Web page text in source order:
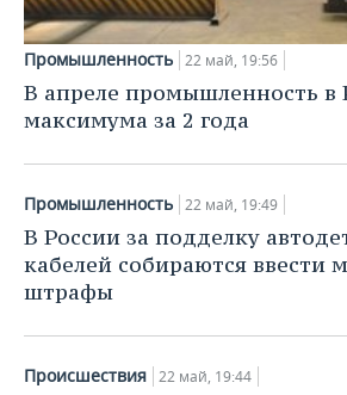
Промышленность 22 май, 19:56
В апреле промышленность в
максимума за 2 года
Промышленность 22 май, 19:49
В России за подделку
кабелей собираются ввести
штрафы
Происшествия 22 май, 19:44